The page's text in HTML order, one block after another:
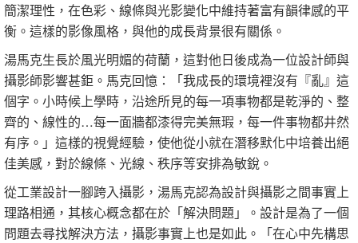
簡潔理性，在色彩、線條與光影變化中維持著富有韻律感的平
衡。這樣的影像風格，與他的成長背景很有關係。
湯馬克生長於風光明媚的荷蘭，這對他日後成為一位設計師與
攝影師影響甚鉅。馬克回憶：「我成長的環境裡沒有『亂』這
個字。小時候上學時，沿途所見的每一項事物都是乾淨的、整
齊的、線性的…每一面牆都漆得完美無瑕，每一件事物都井然
有序。」這樣的視覺經驗，使他從小就在潛移默化中培養出絕
佳美感，對於線條、光線、秩序等安排為敏銳。
從工業設計一腳跨入攝影，湯馬克認為設計與攝影之間事實上
理路相通，其核心概念都在於「解決問題」。設計是為了一個
問題去尋找解決方法，攝影事實上也是如此。「在心中先構思